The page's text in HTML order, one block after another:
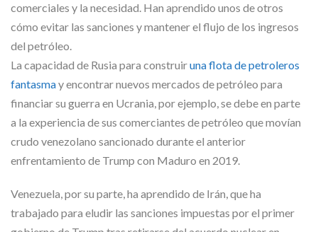
comerciales y la necesidad. Han aprendido unos de otros
cómo evitar las sanciones y mantener el flujo de los ingresos
del petróleo.
La capacidad de Rusia para construiruna flota de petroleros
fantasmay encontrar nuevos mercados de petróleo para
financiar su guerra en Ucrania, por ejemplo, se debe en parte
a la experiencia de sus comerciantes de petróleo que movían
crudo venezolano sancionado durante el anterior
enfrentamiento de Trump con Maduro en 2019.
Venezuela, por su parte, ha aprendido de Irán, que ha
trabajado para eludir las sanciones impuestas por el primer